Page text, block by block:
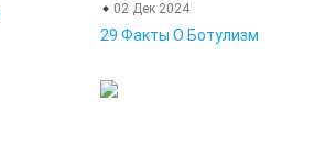
02 Дек 2024
29 Факты О Ботулизм